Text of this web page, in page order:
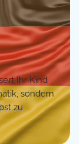
Ihr Kind
sondern
zu